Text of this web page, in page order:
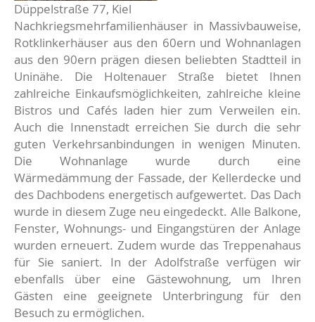
Düppelstraße 77, Kiel
Nachkriegsmehrfamilienhäuser in Massivbauweise,
Rotklinkerhäuser aus den 60ern und Wohnanlagen
aus den 90ern prägen diesen beliebten Stadtteil in
Uninähe. Die Holtenauer Straße bietet Ihnen
zahlreiche Einkaufsmöglichkeiten, zahlreiche kleine
Bistros und Cafés laden hier zum Verweilen ein.
Auch die Innenstadt erreichen Sie durch die sehr
guten Verkehrsanbindungen in wenigen Minuten.
Die Wohnanlage wurde durch eine
Wärmedämmung der Fassade, der Kellerdecke und
des Dachbodens energetisch aufgewertet. Das Dach
wurde in diesem Zuge neu eingedeckt. Alle Balkone,
Fenster, Wohnungs- und Eingangstüren der Anlage
wurden erneuert. Zudem wurde das Treppenahaus
für Sie saniert. In der Adolfstraße verfügen wir
ebenfalls über eine Gästewohnung, um Ihren
Gästen eine geeignete Unterbringung für den
Besuch zu ermöglichen.